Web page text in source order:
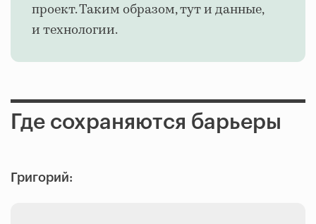
проект. Таким образом, тут и данные,
и технологии.
Где сохраняются барьеры
Григорий: